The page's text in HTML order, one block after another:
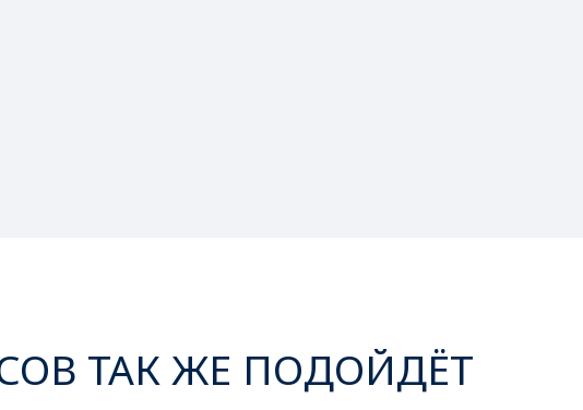
ТАК ЖЕ ПОДОЙДЁТ
‹